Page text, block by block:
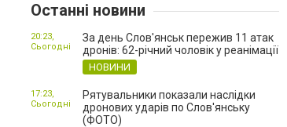
Останні новини
За день Слов'янськ пережив 11 атак
дронів: 62-річний чоловік у реанімації
НОВИНИ
20:23,
Сьогодні
Рятувальники показали наслідки
дронових ударів по Слов'янську
(ФОТО)
17:23,
Сьогодні